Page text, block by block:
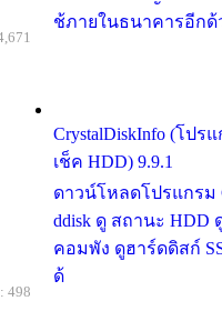
ช้ภายในธนาคารอีกด้
CrystalDiskInfo (โปร
เช็ค HDD) 9.9.1
ดาวน์โหลดโปรแกรม
ddisk ดู สถานะ HDD
คอมพัง ดูฮาร์ดดิสก์
ด้
498